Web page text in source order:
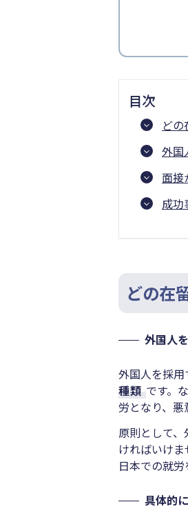
目次
ど
外国
面接
成功
どの在
外国人
外国人を採用
種類 です。
労となり、悪
原則として
ければいけ
日本での就
具体的